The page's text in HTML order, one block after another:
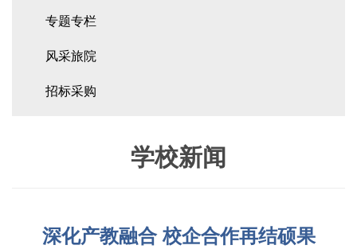
专题专栏
风采旅院
招标采购
学校新闻
深化产教融合 校企合作再结硕果